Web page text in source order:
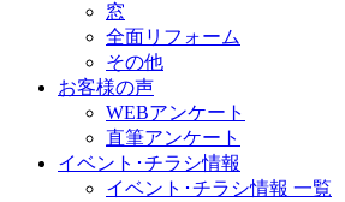
窓
全面リフォーム
その他
お客様の声
WEBアンケート
直筆アンケート
イベント･チラシ情報
イベント･チラシ情報 一覧